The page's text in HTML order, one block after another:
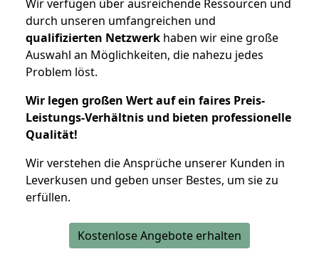
Wir verfügen über ausreichende Ressourcen und
durch unseren umfangreichen und
qualifizierten Netzwerk haben wir eine große
Auswahl an Möglichkeiten, die nahezu jedes
Problem löst.
Wir legen großen Wert auf ein faires Preis-
Leistungs-Verhältnis und bieten professionelle
Qualität!
Wir verstehen die Ansprüche unserer Kunden in
Leverkusen und geben unser Bestes, um sie zu
erfüllen.
Kostenlose Angebote erhalten